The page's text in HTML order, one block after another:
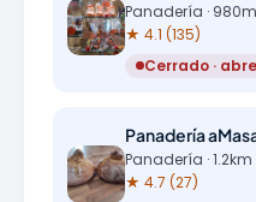
Panadería · 980m
★ 4.1 (135)
Cerrado ·
Panadería · 1.2km
★ 4.7 (27)